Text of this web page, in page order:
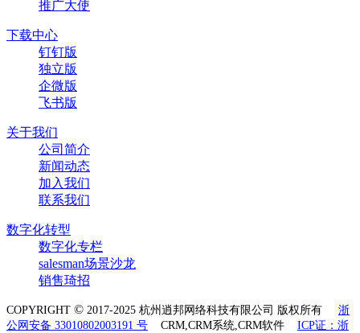
推广大使
下载中心
钉钉版
独立版
企微版
飞书版
关于我们
公司简介
新闻动态
加入我们
联系我们
数字化转型
数字化专栏
salesman场景沙龙
销售琦招
COPYRIGHT © 2017-2025 杭州逍邦网络科技有限公司 版权所有 浙
公网安备 33010802003191 号 CRM,CRM系统,CRM软件 ICP证：浙